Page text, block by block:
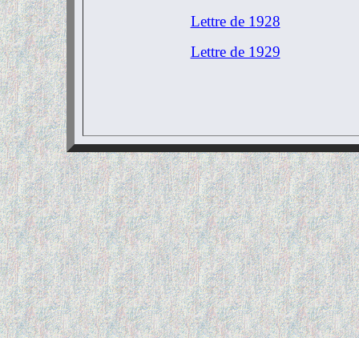
Lettre de 1928
Lettre de 1929